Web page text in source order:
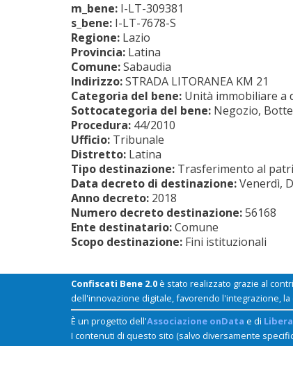
m_bene: I-LT-309381
s_bene: I-LT-7678-S
Regione: Lazio
Provincia: Latina
Comune:Sabaudia
Indirizzo:STRADA LITORANEA KM 21
Categoria del bene: Unità immobiliare a
Sottocategoria del bene: Negozio,
Procedura: 44/2010
Ufficio: Tribunale
Distretto: Latina
Tipo destinazione: Trasferimento al
Data decreto di destinazione:Venerdì,
Anno decreto: 2018
Numero decreto destinazione:56168
Ente destinatario:Comune
Scopo destinazione: Fini istituzionali
Confiscati Bene 2.0è stato realizzato grazie al
dell'innovazione digitale, favorendo l'integrazione,
È un progetto dell'Associazione onData e di
I contenuti di questo sito (salvo diversamente